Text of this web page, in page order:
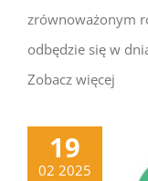
zrównoważonym
odbędzie się w
Zobacz więcej
19
02 2025